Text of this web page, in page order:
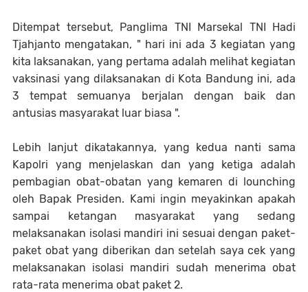
Ditempat tersebut, Panglima TNI Marsekal TNI Hadi
Tjahjanto mengatakan, " hari ini ada 3 kegiatan yang
kita laksanakan, yang pertama adalah melihat kegiatan
vaksinasi yang dilaksanakan di Kota Bandung ini, ada
3 tempat semuanya berjalan dengan baik dan
antusias masyarakat luar biasa ".
Lebih lanjut dikatakannya, yang kedua nanti sama
Kapolri yang menjelaskan dan yang ketiga adalah
pembagian obat-obatan yang kemaren di lounching
oleh Bapak Presiden. Kami ingin meyakinkan apakah
sampai ketangan masyarakat yang sedang
melaksanakan isolasi mandiri ini sesuai dengan paket-
paket obat yang diberikan dan setelah saya cek yang
melaksanakan isolasi mandiri sudah menerima obat
rata-rata menerima obat paket 2.